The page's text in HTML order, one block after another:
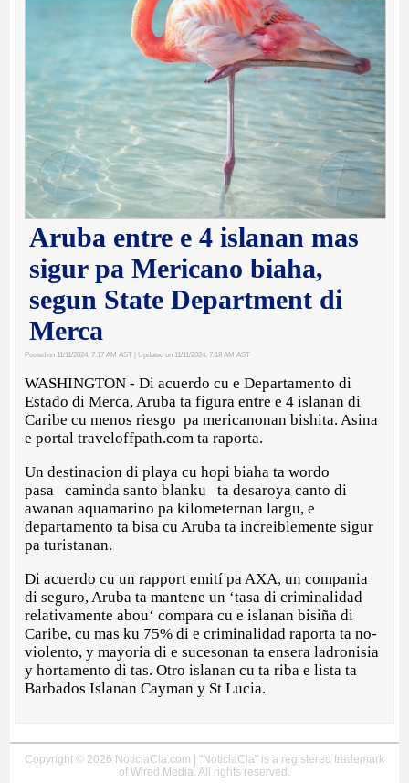
Aruba entre e 4 islanan mas
sigur pa Mericano biaha,
segun State Department di
Merca
Posted on 11/11/2024, 7:17 AM AST | Updated on 11/11/2024, 7:18 AM AST
WASHINGTON - Di acuerdo cu e Departamento di
Estado di Merca, Aruba ta figura entre e 4 islanan di
Caribe cu menos riesgo pa mericanonan bishita. Asina
e portal traveloffpath.com ta raporta.
Un destinacion di playa cu hopi biaha ta wordo
pasa caminda santo blanku ta desaroya canto di
awanan aquamarino pa kilometernan largu, e
departamento ta bisa cu Aruba ta increiblemente sigur
pa turistanan.
Di acuerdo cu un rapport emití pa AXA, un compania
di seguro, Aruba ta mantene un ‘tasa di criminalidad
relativamente abou‘ compara cu e islanan bisiña di
Caribe, cu mas ku 75% di e criminalidad raporta ta no-
violento, y mayoria di e sucesonan ta ensera ladronisia
y hortamento di tas. Otro islanan cu ta riba e lista ta
Barbados Islanan Cayman y St Lucia.
Copyright © 2026 NoticiaCla.com | "NoticiaCla" is a registered trademark
of Wired Media. All rights reserved.